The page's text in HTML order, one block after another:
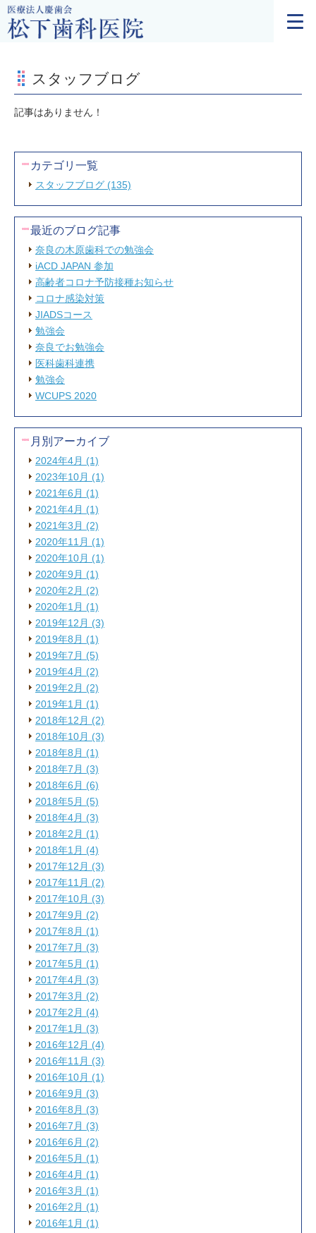
スタッフブログ
記事はありません！
カテゴリ一覧
スタッフブログ (135)
最近のブログ記事
奈良の木原歯科での勉強会
iACD JAPAN 参加
高齢者コロナ予防接種お知らせ
コロナ感染対策
JIADSコース
勉強会
奈良でお勉強会
医科歯科連携
勉強会
WCUPS 2020
月別アーカイブ
2024年4月 (1)
2023年10月 (1)
2021年6月 (1)
2021年4月 (1)
2021年3月 (2)
2020年11月 (1)
2020年10月 (1)
2020年9月 (1)
2020年2月 (2)
2020年1月 (1)
2019年12月 (3)
2019年8月 (1)
2019年7月 (5)
2019年4月 (2)
2019年2月 (2)
2019年1月 (1)
2018年12月 (2)
2018年10月 (3)
2018年8月 (1)
2018年7月 (3)
2018年6月 (6)
2018年5月 (5)
2018年4月 (3)
2018年2月 (1)
2018年1月 (4)
2017年12月 (3)
2017年11月 (2)
2017年10月 (3)
2017年9月 (2)
2017年8月 (1)
2017年7月 (3)
2017年5月 (1)
2017年4月 (3)
2017年3月 (2)
2017年2月 (4)
2017年1月 (3)
2016年12月 (4)
2016年11月 (3)
2016年10月 (1)
2016年9月 (3)
2016年8月 (3)
2016年7月 (3)
2016年6月 (2)
2016年5月 (1)
2016年4月 (1)
2016年3月 (1)
2016年2月 (1)
2016年1月 (1)